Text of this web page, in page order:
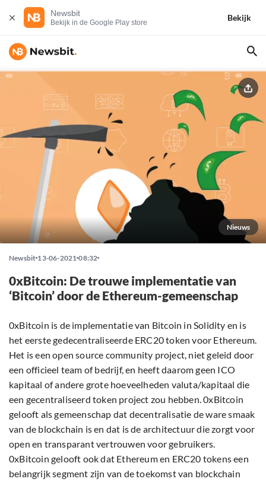
Newsbit
Bekijk in de Google Play store
Bekijk
Nieuws
Newsbit 13-06-2021 08:32
0xBitcoin: De trouwe implementatie van
‘Bitcoin’ door de Ethereum-gemeenschap
0xBitcoin is de implementatie van Bitcoin in Solidity en is
het eerste gedecentraliseerde ERC20 token voor Ethereum.
Het is een open source community project, niet geleid door
een officieel team of bedrijf, en heeft daarom geen ICO
kapitaal of andere grote hoeveelheden valuta/kapitaal die
een gecentraliseerd token project zou hebben. 0xBitcoin
gelooft als gemeenschap dat decentralisatie de ware smaak
van de blockchain is en dat is de architectuur die zorgt voor
open en transparant vertrouwen voor gebruikers.
0xBitcoin gelooft ook dat Ethereum en ERC20 tokens een
belangrijk segment zijn van de toekomst van blockchain